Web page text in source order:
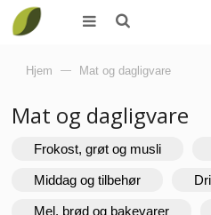
Hjem — Mat og dagligvare
Mat og dagligvare
Frokost, grøt og musli
Middag og tilbehør
Mel, brød og bakevarer